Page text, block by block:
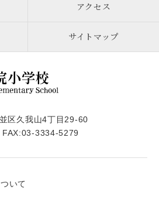
アクセス
サイトマップ
区久我山4丁目29-60
FAX:03-3334-5279
いて